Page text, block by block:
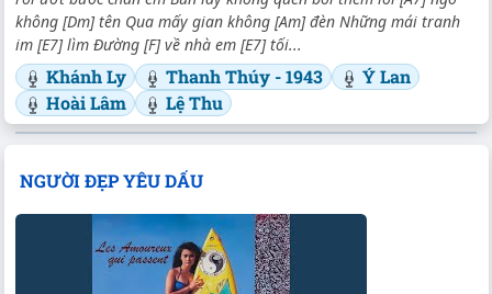
không [Dm] tên Qua mấy gian không [Am] đèn Những mái tranh
im [E7] lìm Đường [F] về nhà em [E7] tối...
Khánh Ly Thanh Thúy - 1943
Ý Lan
Hoài Lâm
Lệ Thu
NGƯỜI ĐẸP YÊU DẤU